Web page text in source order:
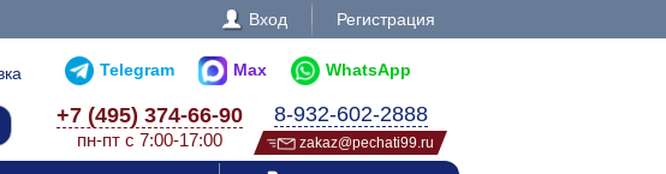
Вход Регистрация
Telegram Max WhatsApp
+7 (495) 374-66-90
пн-пт с 7:00-17:00
8-932-602-2888
zakaz@pechati99.ru